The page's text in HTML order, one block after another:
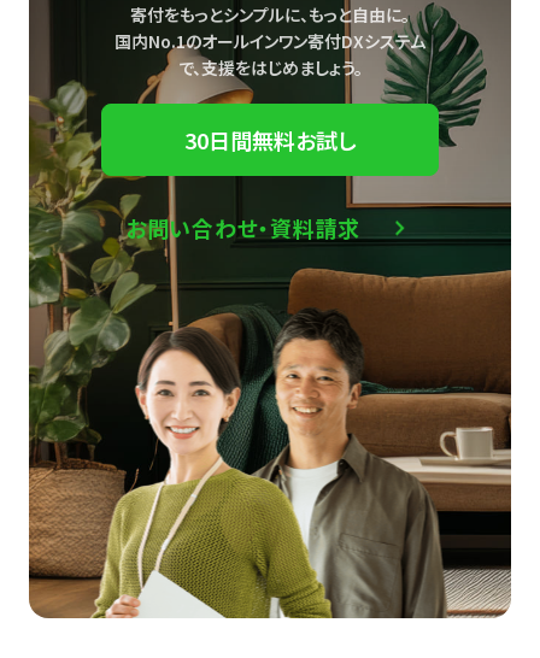
寄付をもっとシンプルに、もっと自由に。
国内No.1のオールインワン寄付DXシステム
で、支援をはじめましょう。
30日間無料お試し
お問い合わせ・資料請求